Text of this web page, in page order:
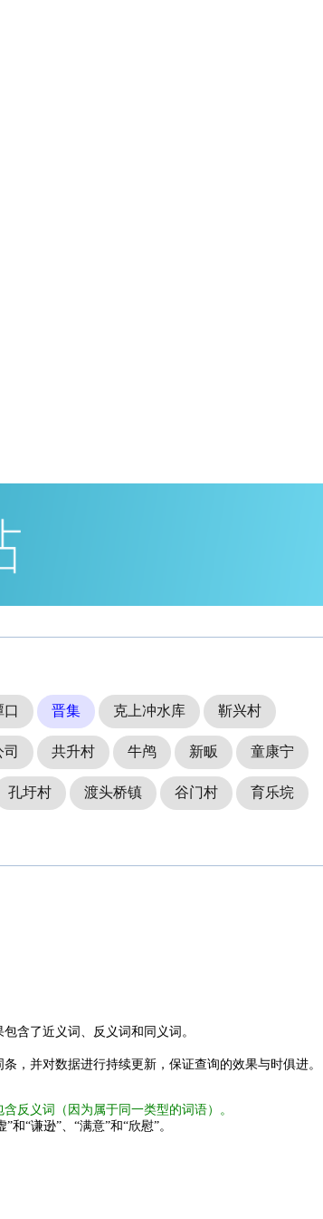
口 晋集 克上冲水库 靳兴村
共升村 牛鸬 新畈 童康宁
孔圩村 渡头桥镇 谷门村 育乐垸
含了近义词、反义词和同义词。
，并对数据进行持续更新，保证查询的效果与时俱进。
反义词（因为属于同一类型的词语）。
“谦逊”、“满意”和“欣慰”。